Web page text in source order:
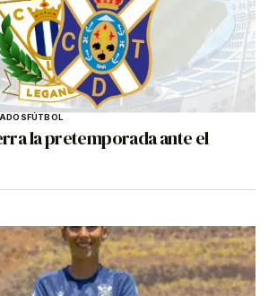
FÚTBOL
la pretemporada ante el